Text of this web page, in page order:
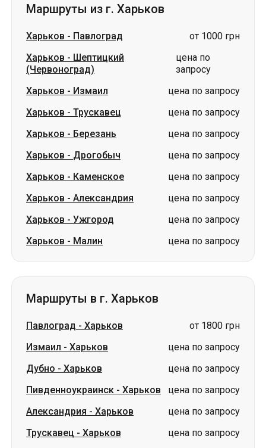
Маршруты из г. Харьков
Харьков - Павлоград
от 1000 грн
Харьков - Шептицкий
(Червоноград)
цена по
запросу
Харьков - Измаил
цена по запросу
Харьков - Трускавец
цена по запросу
Харьков - Березань
цена по запросу
Харьков - Дрогобыч
цена по запросу
Харьков - Каменское
цена по запросу
Харьков - Александрия
цена по запросу
Харьков - Ужгород
цена по запросу
Харьков - Малин цена по запросу
Маршруты в г. Харьков
Павлоград - Харьков
от 1800 грн
Измаил - Харьков
цена по запросу
Дубно - Харьков
цена по запросу
Пивденноукраинск - Харьков
цена по запросу
Александрия - Харьков
цена по запросу
Трускавец - Харьков
цена по запросу